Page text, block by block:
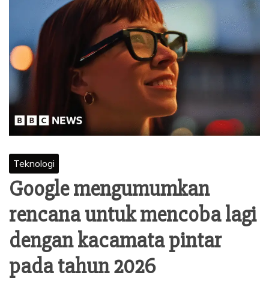
Teknologi
Google mengumumkan
rencana untuk mencoba lagi
dengan kacamata pintar
pada tahun 2026